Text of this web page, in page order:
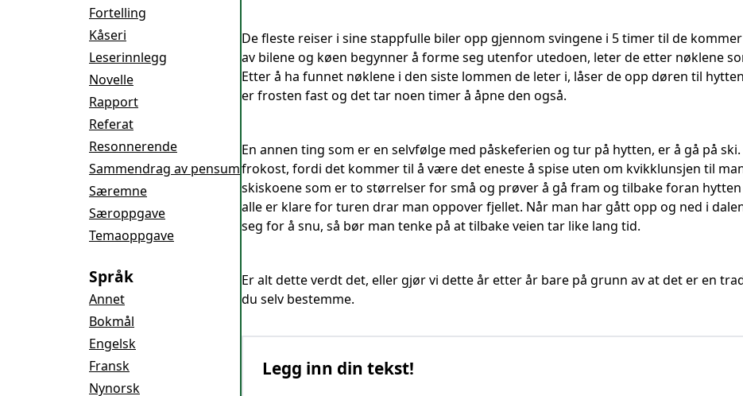
Fortelling
Kåseri
Leserinnlegg
Novelle
Rapport
Referat
Resonnerende
Sammendrag av pensum
Særemne
Særoppgave
Temaoppgave
Språk
Annet
Bokmål
Engelsk
Fransk
Nynorsk
De fleste reiser i sine stappfulle biler opp gjennom svingene i 5 timer til de
av bilene og køen begynner å forme seg utenfor utedoen, leter de etter nøklene
Etter å ha funnet nøklene i den siste lommen de leter i, låser de opp døren til
er frosten fast og det tar noen timer å åpne den også.
En annen ting som er en selvfølge med påskeferien og tur på hytten, er å gå på
frokost, fordi det kommer til å være det eneste å spise uten om kvikklunsjen til
skiskoene som er to størrelser for små og prøver å gå fram og tilbake foran
alle er klare for turen drar man oppover fjellet. Når man har gått opp og ned i
seg for å snu, så bør man tenke på at tilbake veien tar like lang tid.
Er alt dette verdt det, eller gjør vi dette år etter år bare på grunn av at det er en
du selv bestemme.
Legg inn din tekst!